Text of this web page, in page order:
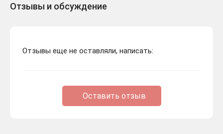
Отзывы и обсуждение
Отзывы еще не оставляли, написать:
Оставить отзыв